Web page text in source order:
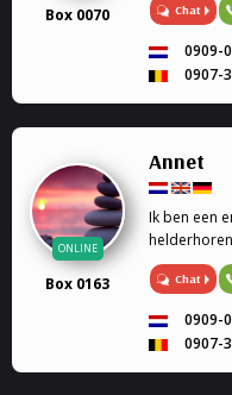
Box 0070 Chat
0909-
0907-
ONLINE
Box 0163
Annet
Ik ben een
Chat
0909-
0907-